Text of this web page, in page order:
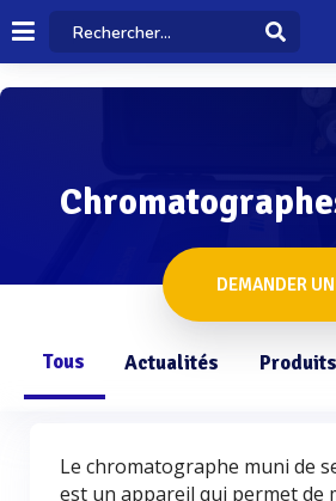
DEMANDER
Tous Actualités Produits
Le chromatographe muni de
est un appareil qui permet de